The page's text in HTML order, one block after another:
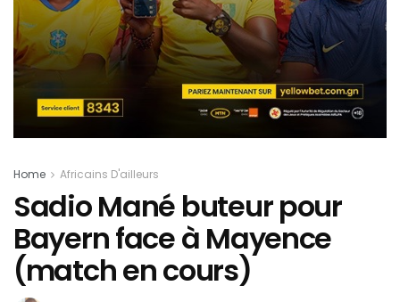
Home Africains D'ailleurs
Sadio Mané buteur pour
Bayern face à Mayence
(match en cours)